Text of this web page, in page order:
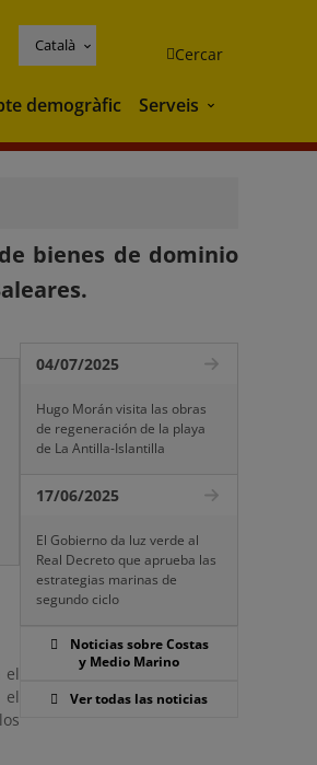
Català Cercar
demogràfic Serveis Serveis
bienes de dominio
el
el
04/07/2025
Hugo Morán visita las obras
de regeneración de la playa
de La Antilla-Islantilla
17/06/2025
El Gobierno da luz verde al
Real Decreto que aprueba las
estrategias marinas de
segundo ciclo
Noticias sobre Costas
y Medio Marino
Ver todas las noticias